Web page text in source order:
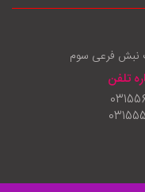
نبش فرعی سوم
تلفن